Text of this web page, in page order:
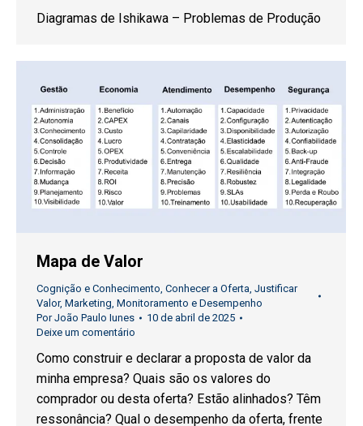
Diagramas de Ishikawa – Problemas de Produção
Mapa de Valor
Cognição e Conhecimento Conhecer a Oferta Justificar
Valor, Marketing Monitoramento e Desempenho
PorJoão Paulo Iunes
10 de abril de 2025
Deixe um comentário
Como construir e declarar a proposta de valor da
minha empresa? Quais são os valores do
comprador ou desta oferta? Estão alinhados? Têm
ressonância? Qual o desempenho da oferta, frente